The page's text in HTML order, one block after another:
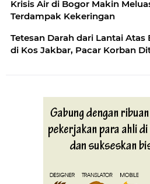
Krisis Air di Bogor Makin
Terdampak Kekeringan
Tetesan Darah dari Lantai Atas
di Kos Jakbar, Pacar Korban